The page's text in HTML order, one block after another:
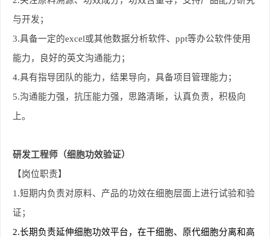
与开发；
3.具备一定的excel或其他数据分析软件、ppt等办公软件使用
能力，良好的英文沟通能力；
4.具有指导团队的能力，结果导向，具备项目管理能力；
5.沟通能力强，抗压能力强，思路清晰，认真负责，积极向
上。
研发工程师 （细胞功效验证）
【岗位职责】
1.短期内负责对原料、产品的功效在细胞层面上进行试验和验
证；
2.长期负责延伸细胞功效平台，在干细胞、原代细胞分离和高